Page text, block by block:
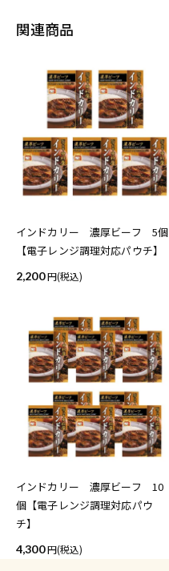
関連商品
インドカリー 濃厚ビーフ 5個
【電子レンジ調理対応パウチ】
2,200 (税込)
インドカリー 濃厚ビーフ 10
個【電子レンジ調理対応パウ
チ】
4,300 (税込)